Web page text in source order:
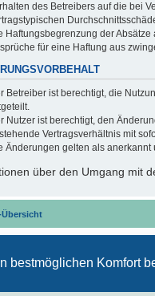
bestmöglichen Komfort
des Betreibers auf die bei
Haftungsbegrenzung der
für eine Haftung aus
Betreiber ist berechtigt, die
Nutzer ist berechtigt, den
Vertragsverhältnis mit
Änderungen gelten als
über den Umgang mit
Übersicht